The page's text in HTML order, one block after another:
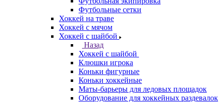
Футбольные сетки
Хоккей на траве
Хоккей с мячом
Хоккей с шайбой
Назад
Хоккей с шайбой
Клюшки игрока
Коньки фигурные
Коньки хоккейные
Маты-барьеры для ледовых площадок
Оборудование для хоккейных раздевалок